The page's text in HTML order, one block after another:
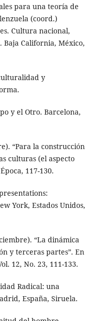
para una teoría de
(coord.)
Cultura nacional,
California, México,
y
y el Otro. Barcelona,
“Para la construcción
culturas (el aspecto
117-130.
York, Estados Unidos,
“La dinámica
y terceras partes”. En
12, No. 23, 111-133.
Radical: una
España, Siruela.